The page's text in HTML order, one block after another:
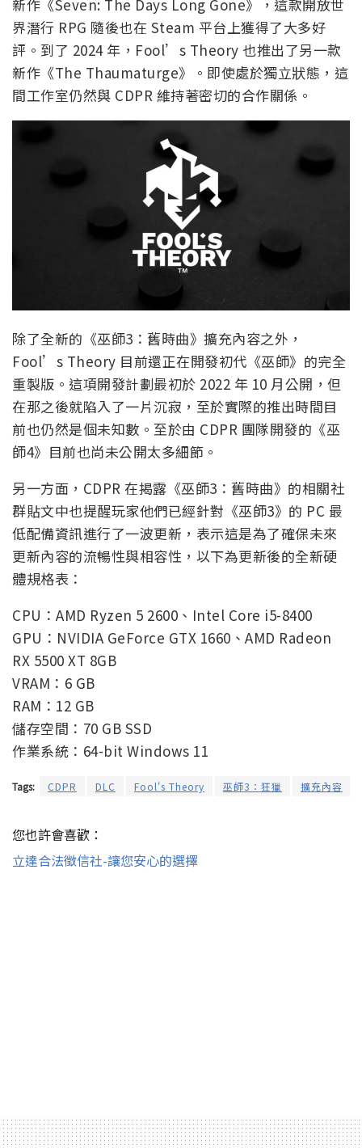
新作《Seven: The Days Long Gone》，這款開放世
界潛行 RPG 隨後也在 Steam 平台上獲得了大多好
評。到了 2024 年，Fool’s Theory 也推出了另一款
新作《The Thaumaturge》。即使處於獨立狀態，這
間工作室仍然與 CDPR 維持著密切的合作關係。
除了全新的《巫師3：舊時曲》擴充內容之外，
Fool’s Theory 目前還正在開發初代《巫師》的完全
重製版。這項開發計劃最初於 2022 年 10 月公開，但
在那之後就陷入了一片沉寂，至於實際的推出時間目
前也仍然是個未知數。至於由 CDPR 團隊開發的《巫
師4》目前也尚未公開太多細節。
另一方面，CDPR 在揭露《巫師3：舊時曲》的相關社
群貼文中也提醒玩家他們已經針對《巫師3》的 PC 最
低配備資訊進行了一波更新，表示這是為了確保未來
更新內容的流暢性與相容性，以下為更新後的全新硬
體規格表：
CPU：AMD Ryzen 5 2600、Intel Core i5-8400
GPU：NVIDIA GeForce GTX 1660、AMD Radeon
RX 5500 XT 8GB
VRAM：6 GB
RAM：12 GB
儲存空間：70 GB SSD
作業系統：64-bit Windows 11
Tags: CDPR DLC Fool's Theory 巫師3：狂獵 擴充內容
您也許會喜歡：
立達合法徵信社-讓您安心的選擇